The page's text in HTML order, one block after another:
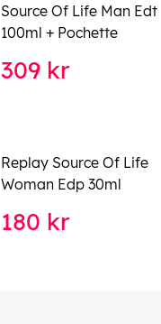
Source Of Life Man Edt
100ml + Pochette
309 kr
Replay Source Of Life
Woman Edp 30ml
180 kr